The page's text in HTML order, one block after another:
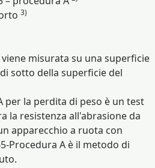
3)
misurata su una superficie
sotto della superficie del
per la perdita di peso è un test
la resistenza all'abrasione da
apparecchio a ruota con
Procedura A è il metodo di